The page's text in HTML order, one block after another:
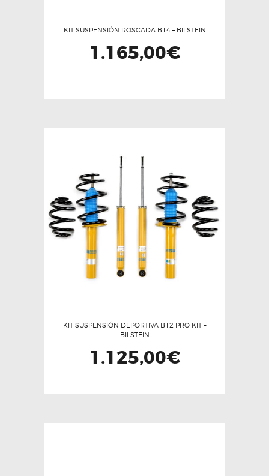
KIT SUSPENSIÓN ROSCADA B14 – BILSTEIN
1.165,00€
KIT SUSPENSIÓN DEPORTIVA B12 PRO KIT –
BILSTEIN
1.125,00€